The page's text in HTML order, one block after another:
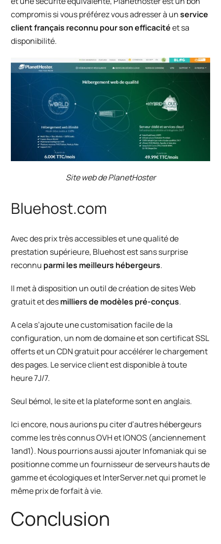
compromis si vous préférez vous adresser à unservice
client français reconnu pour son efficacitéet sa
disponibilité.
Site web de PlanetHoster
Bluehost.com
Avec des prix très accessibles et une qualité de
prestation supérieure, Bluehost est sans surprise
reconnu parmi les meilleurs hébergeurs.
Il met à disposition un outil de création de sites Web
gratuit et desmilliers de modèles pré-conçus.
A cela s’ajoute une customisation facile de la
configuration, un nom de domaine et son certificat SSL
offerts et un CDN gratuit pour accélérer le chargement
des pages. Le service client est disponible à toute
heure 7J/7.
Seul bémol, le site et la plateforme sont en anglais.
Ici encore, nous aurions pu citer d’autres hébergeurs
comme les très connusOVHetIONOS (anciennement
1and1). Nous pourrions aussi ajouterInfomaniakqui se
positionne comme un fournisseur de serveurs hauts de
gamme et écologiques etInterServer.netqui promet le
même prix de forfait à vie.
Conclusion